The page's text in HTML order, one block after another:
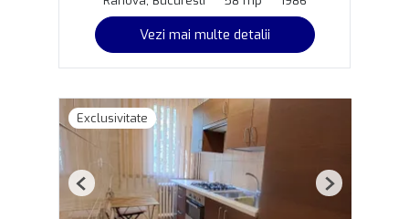
Vezi mai multe detalii
Exclusivitate
Previous Next